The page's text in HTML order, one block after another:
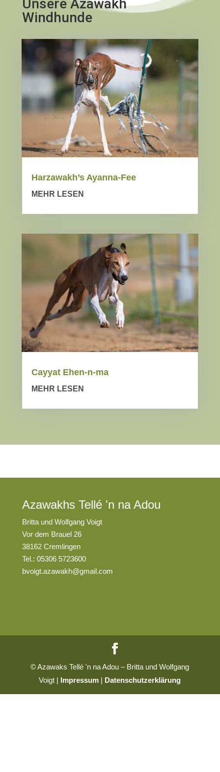
Unsere Azawakh
Windhunde
Harzawakh’s Ayanna-Fee
MEHR LESEN
Cayyat Ehen-n-ma
MEHR LESEN
Azawakhs Tellé 'n na Adou
Britta und Wolfgang Voigt
Vor dem Brauel 26
38162 Cremlingen
Tel.: 05306 5723600
bvoigt.azawakh@gmail.com
© Azawaks Tellé 'n na Adou – Britta und Wolfgang
Voigt | Impressum | Datenschutzerklärung